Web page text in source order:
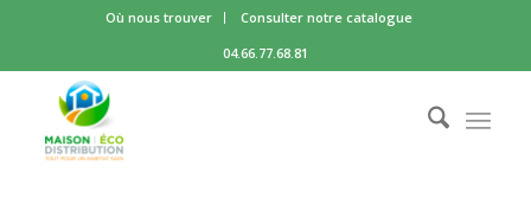
Où nous trouver
Consulter notre catalogue
04.66.77.68.81